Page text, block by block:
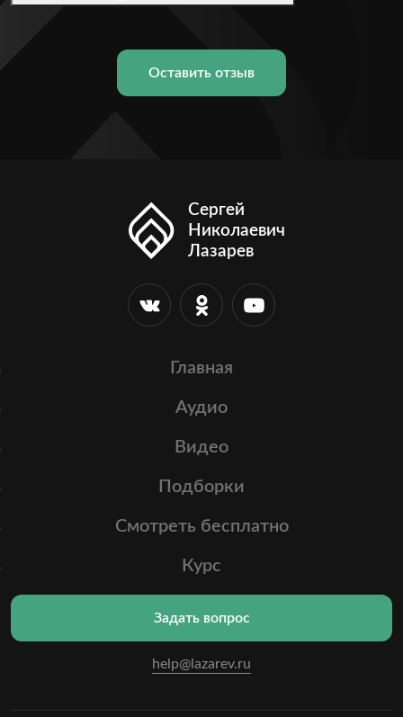
Оставить отзыв
Сергей
Николаевич
Лазарев
Главная
Аудио
Видео
Подборки
Смотреть бесплатно
Курс
help@lazarev.ru
Задать вопрос